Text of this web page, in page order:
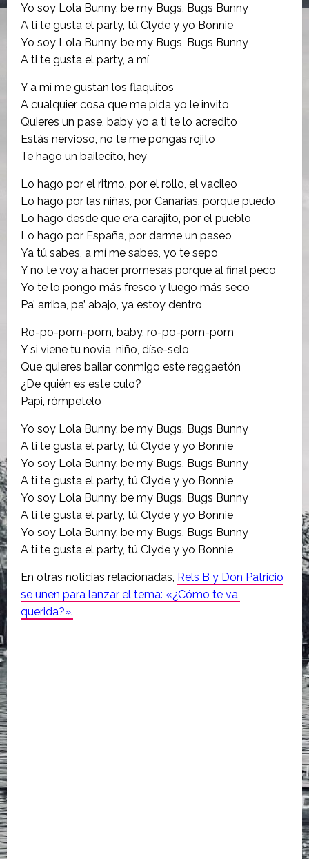
Yo soy Lola Bunny, be my Bugs, Bugs Bunny
A ti te gusta el party, tú Clyde y yo Bonnie
Yo soy Lola Bunny, be my Bugs, Bugs Bunny
A ti te gusta el party, a mí
Y a mí me gustan los flaquitos
A cualquier cosa que me pida yo le invito
Quieres un pase, baby yo a ti te lo acredito
Estás nervioso, no te me pongas rojito
Te hago un bailecito, hey
Lo hago por el ritmo, por el rollo, el vacileo
Lo hago por las niñas, por Canarias, porque puedo
Lo hago desde que era carajito, por el pueblo
Lo hago por España, por darme un paseo
Ya tú sabes, a mí me sabes, yo te sepo
Y no te voy a hacer promesas porque al final peco
Yo te lo pongo más fresco y luego más seco
Pa’ arriba, pa’ abajo, ya estoy dentro
Ro-po-pom-pom, baby, ro-po-pom-pom
Y si viene tu novia, niño, díse-selo
Que quieres bailar conmigo este reggaetón
¿De quién es este culo?
Papi, rómpetelo
Yo soy Lola Bunny, be my Bugs, Bugs Bunny
A ti te gusta el party, tú Clyde y yo Bonnie
Yo soy Lola Bunny, be my Bugs, Bugs Bunny
A ti te gusta el party, tú Clyde y yo Bonnie
Yo soy Lola Bunny, be my Bugs, Bugs Bunny
A ti te gusta el party, tú Clyde y yo Bonnie
Yo soy Lola Bunny, be my Bugs, Bugs Bunny
A ti te gusta el party, tú Clyde y yo Bonnie
En otras noticias relacionadas, Rels B y Don Patricio
se unen para lanzar el tema: «¿Cómo te va,
querida?».